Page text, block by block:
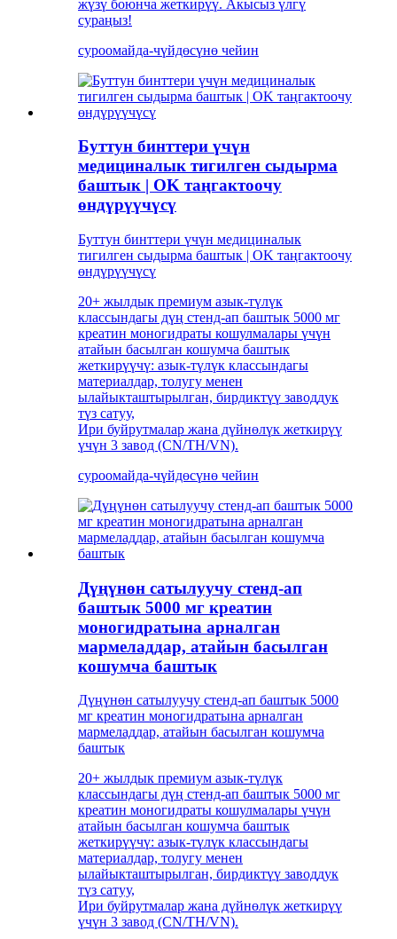
жүзү боюнча жеткирүү. Акысыз үлгү
сураңыз!
суроомайда-чүйдөсүнө чейин
Буттун бинттери үчүн
медициналык тигилген сыдырма
баштык | OK таңгактоочу
өндүрүүчүсү
Буттун бинттери үчүн медициналык
тигилген сыдырма баштык | OK таңгактоочу
өндүрүүчүсү
20+ жылдык премиум азык-түлүк
классындагы дүң стенд-ап баштык 5000 мг
креатин моногидраты кошулмалары үчүн
атайын басылган кошумча баштык
жеткирүүчү: азык-түлүк классындагы
материалдар, толугу менен
ылайыкташтырылган, бирдиктүү заводдук
түз сатуу,
Ири буйрутмалар жана дүйнөлүк жеткирүү
үчүн 3 завод (CN/TH/VN).
суроомайда-чүйдөсүнө чейин
Дүңүнөн сатылуучу стенд-ап
баштык 5000 мг креатин
моногидратына арналган
мармеладдар, атайын басылган
кошумча баштык
Дүңүнөн сатылуучу стенд-ап баштык 5000
мг креатин моногидратына арналган
мармеладдар, атайын басылган кошумча
баштык
20+ жылдык премиум азык-түлүк
классындагы дүң стенд-ап баштык 5000 мг
креатин моногидраты кошулмалары үчүн
атайын басылган кошумча баштык
жеткирүүчү: азык-түлүк классындагы
материалдар, толугу менен
ылайыкташтырылган, бирдиктүү заводдук
түз сатуу,
Ири буйрутмалар жана дүйнөлүк жеткирүү
үчүн 3 завод (CN/TH/VN).